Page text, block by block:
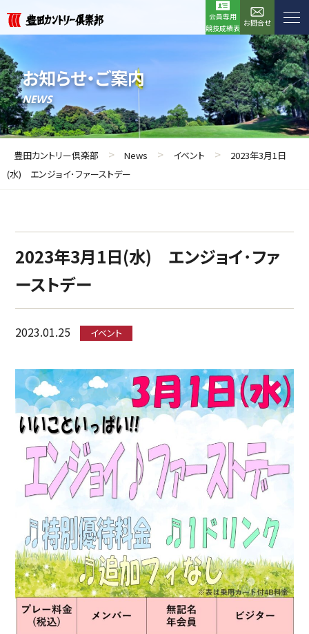
会員専用
競技成績表
お問合せ
お知らせ・ご案内
NEWS
豊田カントリー倶楽部 > News > イベント >
2023年3月1日
(水) エンジョイ･ファーストデー
2023年3月1日(水) エンジョイ･ファ
ーストデー
2023.01.25 イベント